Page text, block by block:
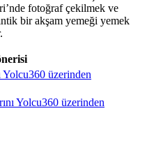
fotoğraf çekilmek ve
bir akşam yemeği yemek
Yolcu360 üzerinden
Yolcu360 üzerinden